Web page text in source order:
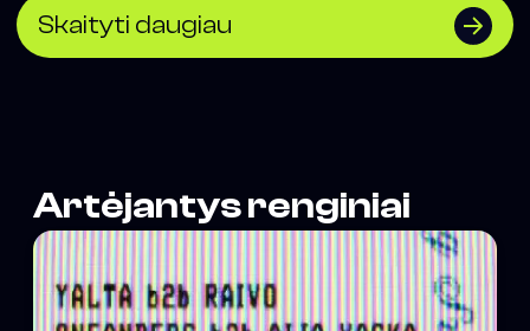
Skaityti daugiau
Artėjantys renginiai